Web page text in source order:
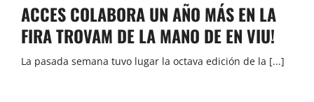
ACCES COLABORA UN AÑO MÁS EN LA
FIRA TROVAM DE LA MANO DE EN VIU!
La pasada semana tuvo lugar la octava edición de la [...]